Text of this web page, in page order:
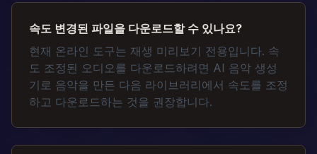
속도 변경된 파일을 다운로드할 수 있나요?
현재 온라인 도구는 재생 미리보기 전용입니다. 속
도 조정된 오디오를 다운로드하려면 AI 음악 생성
기로 음악을 만든 다음 라이브러리에서 속도를 조정
하고 다운로드하는 것을 권장합니다.